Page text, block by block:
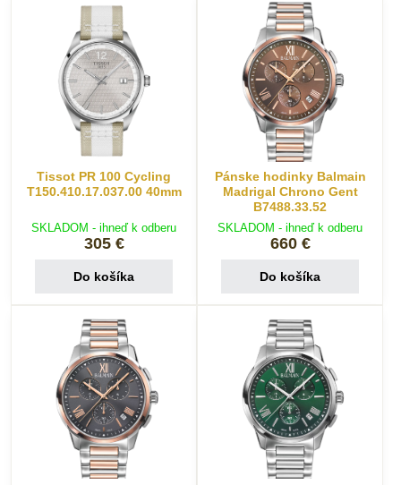
Tissot PR 100 Cycling
T150.410.17.037.00 40mm
SKLADOM - ihneď k odberu
305 €
Do košíka
Pánske hodinky Balmain
Madrigal Chrono Gent
B7488.33.52
SKLADOM - ihneď k odberu
660 €
Do košíka